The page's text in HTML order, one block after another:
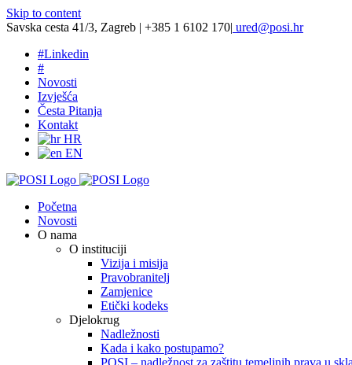
Skip to content
Savska cesta 41/3, Zagreb | +385 1 6102 170| ured@posi.hr
#Linkedin
#
Novosti
Izvješća
Česta Pitanja
Kontakt
HR
EN
Početna
Novosti
O nama
O instituciji
Vizija i misija
Pravobranitelj
Zamjenice
Etički kodeks
Djelokrug
Nadležnosti
Kada i kako postupamo?
POSI – nadležnost za zaštitu temeljnih prava u